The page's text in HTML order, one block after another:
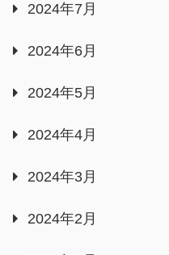
2024年7月
2024年6月
2024年5月
2024年4月
2024年3月
2024年2月